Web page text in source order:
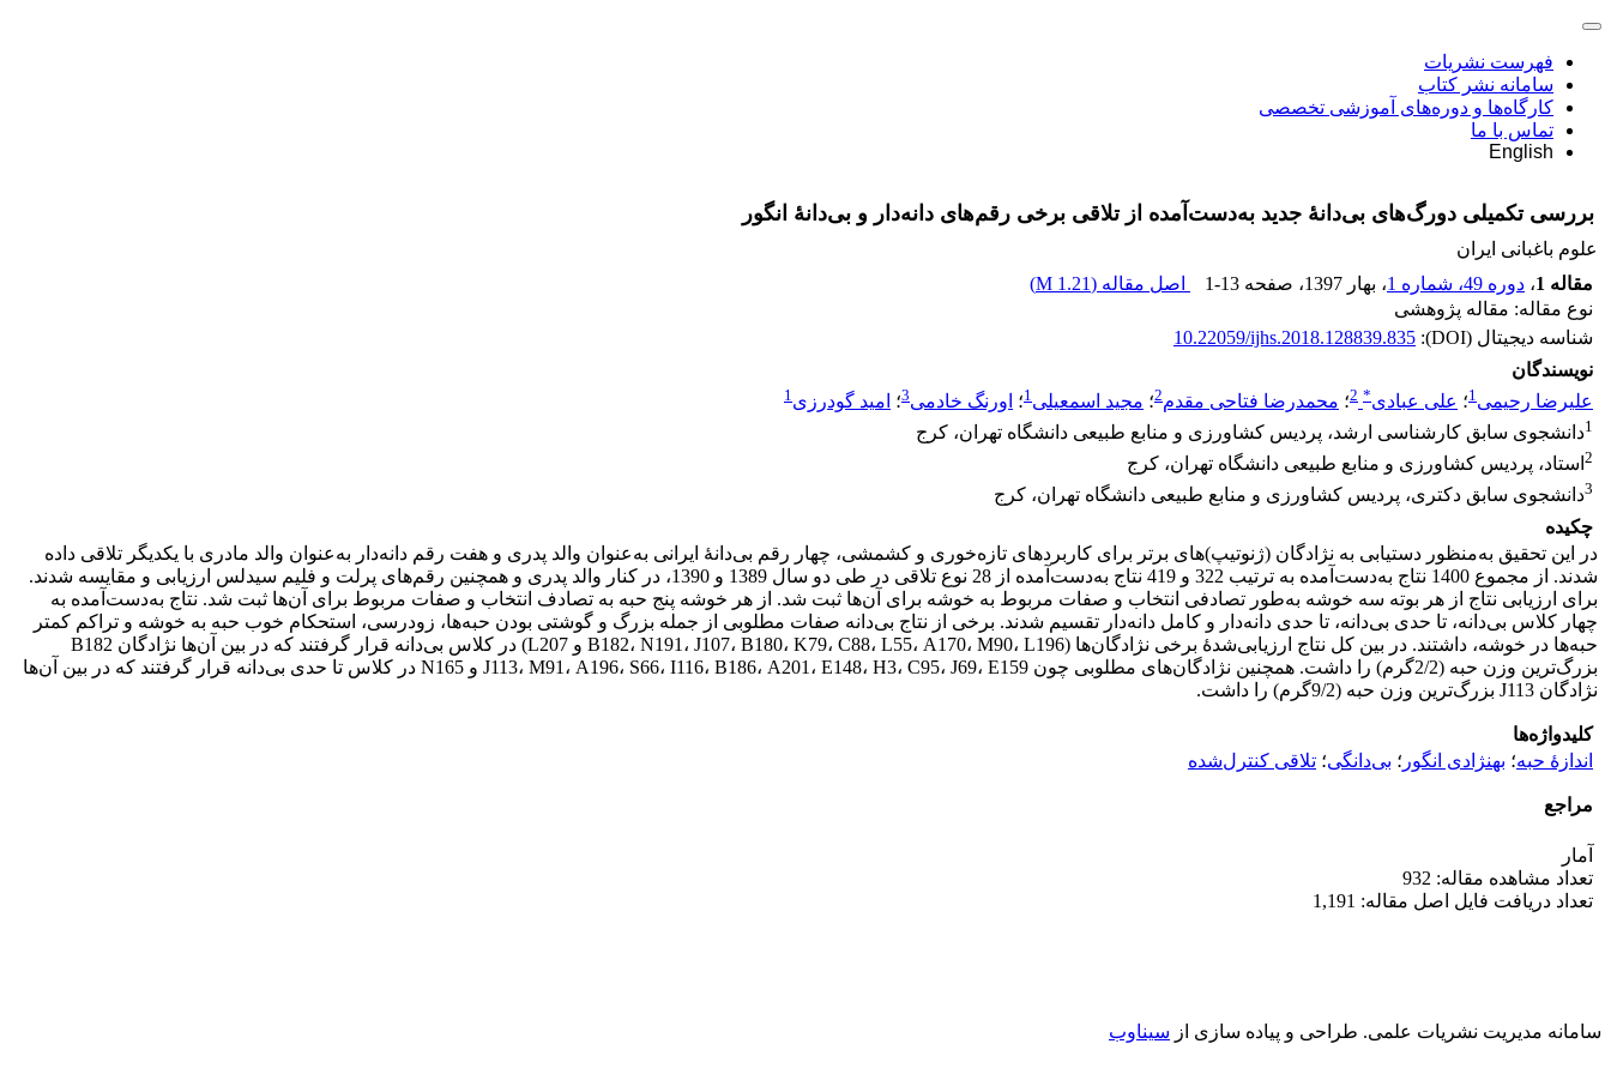
فهرست نشریات
سامانه نشر کتاب
کارگاه‌ها و دوره‌های آموزشی تخصصی
تماس با ما
English
بررسی تکمیلی دورگ‌های بی‌دانۀ جدید به‌دست‌آمده از تلاقی برخی رقم‌های دانه‌دار و بی‌دانۀ انگور
علوم باغبانی ایران
مقاله 1
، دوره 49، شماره 1 ، بهار 1397 ، صفحه 1-13 اصل مقاله (1.21 M
)
نوع مقاله: مقاله پژوهشی
شناسه دیجیتال (DOI):
10.22059/ijhs.2018.128839.835
نویسندگان
علیرضا رحیمی1؛ علی عبادی*
2؛ محمدرضا فتاحی مقدم2؛ مجید اسمعیلی1؛ اورنگ خادمی3؛ امید گودرزی1
1دانشجوی سابق کارشناسی ارشد، پردیس کشاورزی و منابع طبیعی دانشگاه تهران، کرج
2 استاد، پردیس کشاورزی و منابع طبیعی دانشگاه تهران، کرج
3دانشجوی سابق دکتری، پردیس کشاورزی و منابع طبیعی دانشگاه تهران، کرج
چکیده
در این تحقیق به‌منظور دستیابی به نژادگان (ژنوتیپ)های برتر برای کاربردهای تازه‌خوری و کشمشی، چهار رقم بی‌دانۀ ایرانی به‌عنوان والد پدری و هفت رقم دانه‌دار به‌عنوان والد مادری با یکدیگر تلاقی داده
شدند. از مجموع 1400 نتاج به‌دست‌آمده به ترتیب 322 و 419 نتاج به‌دست‌آمده از 28 نوع تلاقی در طی دو سال 1389 و 1390، در کنار والد پدری و همچنین رقم‌های پرلت و فلیم سیدلس ارزیابی و مقایسه شدند.
برای ارزیابی نتاج از هر بوته سه خوشه به‌طور تصادفی انتخاب و صفات مربوط به خوشه برای آن‌ها ثبت شد. از هر خوشه پنج حبه به تصادف انتخاب و صفات مربوط برای آن‌ها ثبت شد. نتاج به‌دست‌آمده به
چهار کلاس بی‌دانه، تا حدی بی‌دانه، تا حدی دانه‌دار و کامل دانه‌دار تقسیم شدند. برخی از نتاج بی‌دانه صفات مطلوبی از جمله بزرگ و گوشتی بودن حبه‌ها، زودرسی، استحکام خوب حبه به خوشه و تراکم کمتر
حبه‌ها در خوشه، داشتند. در بین کل نتاج ارزیابی‌شدۀ برخی نژادگان‌ها (B182، N191، J107، B180، K79، C88، L55، A170، M90، L196 و L207) در کلاس بی‌دانه قرار گرفتند که در بین آن‌ها نژادگان B182
بزرگ‌ترین وزن حبه (2/2گرم) را داشت. همچنین نژادگان‌های مطلوبی چون J113، M91، A196، S66، I116، B186، A201، E148، H3، C95، J69، E159 و N165 در کلاس تا حدی بی‌دانه قرار گرفتند که در بین آن‌ها
نژادگان J113 بزرگ‌ترین وزن حبه (9/2گرم) را داشت.
کلیدواژه‌ها
اندازۀ حبه؛ بهنژادی انگور ؛ بی‌دانگی؛ تلاقی کنترل‌شده
مراجع
آمار
تعداد مشاهده مقاله: 932
تعداد دریافت فایل اصل مقاله: 1,191
سامانه مدیریت نشریات علمی. طراحی و پیاده سازی از سیناوب